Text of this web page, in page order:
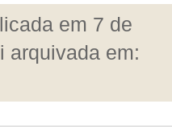
em 7 de
arquivada em: